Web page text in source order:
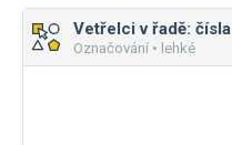
Vetřelci v řadě: čísla
Označování • lehké